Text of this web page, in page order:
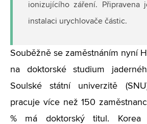
ionizujícího záření. Připravena
instalaci urychlovače částic.
Souběžně se zaměstnáním nyní
na doktorské studium
Soulské státní univerzitě
pracuje více než 150
% má doktorský titul.